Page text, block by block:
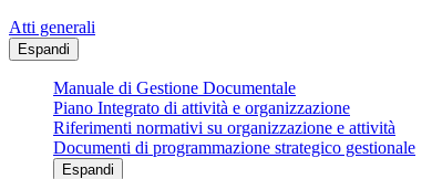
Atti generali
Espandi
Manuale di Gestione Documentale
Piano Integrato di attività e organizzazione
Riferimenti normativi su organizzazione e attività
Documenti di programmazione strategico gestionale
Espandi